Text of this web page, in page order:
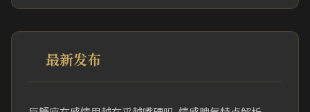
最新发布